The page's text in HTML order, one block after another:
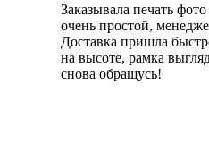
Заказывала печать
очень простой,
Доставка пришла
на высоте, рамка
снова обращусь!